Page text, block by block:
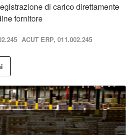
di carico direttamente
fornitore
ACUT ERP, 011.002.245